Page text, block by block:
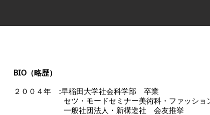
BIO（略歴）
２００４年 :早稲田大学社会科学部 卒業
セツ・モードセミナー美術科・ファッショ
一般社団法人・新構造社 会友推挙